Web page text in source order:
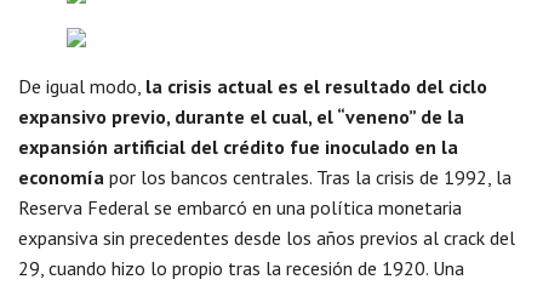
De igual modo, la crisis actual es el resultado del ciclo
expansivo previo, durante el cual, el “veneno” de la
expansión artificial del crédito fue inoculado en la
economía por los bancos centrales. Tras la crisis de 1992, la
Reserva Federal se embarcó en una política monetaria
expansiva sin precedentes desde los años previos al crack del
29, cuando hizo lo propio tras la recesión de 1920. Una